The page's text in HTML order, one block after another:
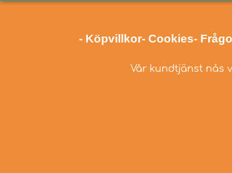
- Köpvillkor- Cookies-
Vår kundtjänst nås